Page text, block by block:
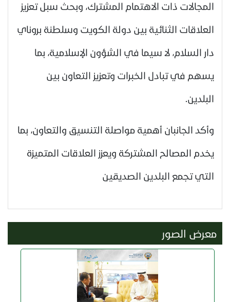
المجالات ذات الاهتمام المشترك، وبحث سبل تعزيز
العلاقات الثنائية بين دولة الكويت وسلطنة بروناي
دار السلام، لا سيما في الشؤون الإسلامية، بما
يسهم في تبادل الخبرات وتعزيز التعاون بين
البلدين.
وأكد الجانبان أهمية مواصلة التنسيق والتعاون، بما
يخدم المصالح المشتركة ويعزز العلاقات المتميزة
التي تجمع البلدين الصديقين
معرض الصور